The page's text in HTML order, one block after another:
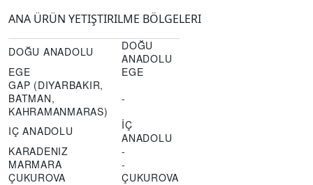
ANA ÜRÜN YETIŞTIRILME BÖLGELERI
DOĞU ANADOLU
DOĞU
ANADOLU
EGE
EGE
GAP (DIYARBAKIR,
BATMAN,
KAHRAMANMARAS)
-
IÇ ANADOLU
İÇ
ANADOLU
KARADENIZ
-
MARMARA
-
ÇUKUROVA
ÇUKUROVA